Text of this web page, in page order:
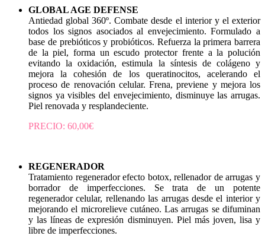
GLOBAL AGE DEFENSE
Antiedad global 360º. Combate desde el interior y el exterior
todos los signos asociados al envejecimiento. Formulado a
base de prebióticos y probióticos. Refuerza la primera barrera
de la piel, forma un escudo protector frente a la polución
evitando la oxidación, estimula la síntesis de colágeno y
mejora la cohesión de los queratinocitos, acelerando el
proceso de renovación celular. Frena, previene y mejora los
signos ya visibles del envejecimiento, disminuye las arrugas.
Piel renovada y resplandeciente.
PRECIO: 60,00€
REGENERADOR
Tratamiento regenerador efecto botox, rellenador de arrugas y
borrador de imperfecciones. Se trata de un potente
regenerador celular, rellenando las arrugas desde el interior y
mejorando el microrelieve cutáneo. Las arrugas se difuminan
y las líneas de expresión disminuyen. Piel más joven, lisa y
libre de imperfecciones.